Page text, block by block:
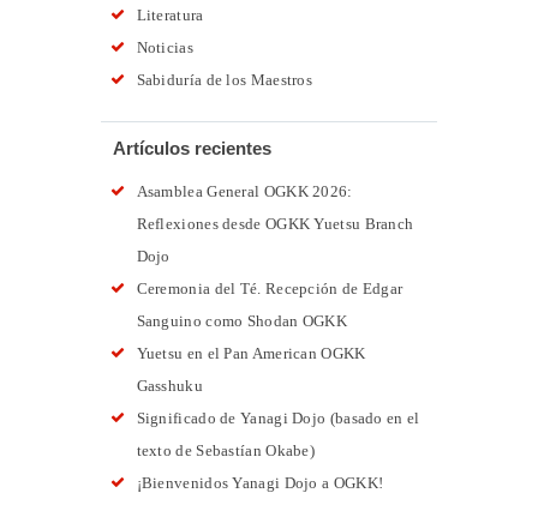
Literatura
Noticias
Sabiduría de los Maestros
Artículos recientes
Asamblea General OGKK 2026:
Reflexiones desde OGKK Yuetsu Branch
Dojo
Ceremonia del Té. Recepción de Edgar
Sanguino como Shodan OGKK
Yuetsu en el Pan American OGKK
Gasshuku
Significado de Yanagi Dojo (basado en el
texto de Sebastían Okabe)
¡Bienvenidos Yanagi Dojo a OGKK!